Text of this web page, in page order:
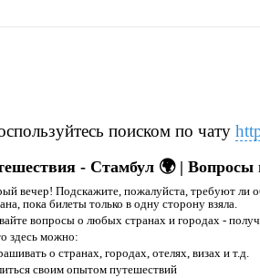
поиском по чату
- Стамбул 🌍 | Вопросы
вечер! Подскажите, пожалуйста, требуют ли
пока билеты только в одну сторону взяла.
вопросы о любых странах и городах -
здесь можно:
о странах, городах, отелях, визах и т.д.
своим опытом путешествий